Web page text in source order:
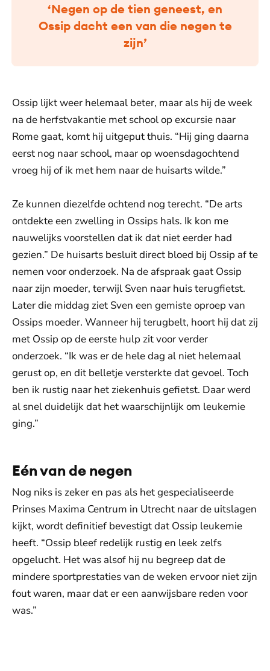
‘Negen op de tien geneest, en
Ossip dacht een van die negen te
zijn’
Ossip lijkt weer helemaal beter, maar als hij de week
na de herfstvakantie met school op excursie naar
Rome gaat, komt hij uitgeput thuis. “Hij ging daarna
eerst nog naar school, maar op woensdagochtend
vroeg hij of ik met hem naar de huisarts wilde.”
Ze kunnen diezelfde ochtend nog terecht. “De arts
ontdekte een zwelling in Ossips hals. Ik kon me
nauwelijks voorstellen dat ik dat niet eerder had
gezien.” De huisarts besluit direct bloed bij Ossip af te
nemen voor onderzoek. Na de afspraak gaat Ossip
naar zijn moeder, terwijl Sven naar huis terugfietst.
Later die middag ziet Sven een gemiste oproep van
Ossips moeder. Wanneer hij terugbelt, hoort hij dat zij
met Ossip op de eerste hulp zit voor verder
onderzoek. “Ik was er de hele dag al niet helemaal
gerust op, en dit belletje versterkte dat gevoel. Toch
ben ik rustig naar het ziekenhuis gefietst. Daar werd
al snel duidelijk dat het waarschijnlijk om leukemie
ging.”
Eén van de negen
Nog niks is zeker en pas als het gespecialiseerde
Prinses Maxima Centrum in Utrecht naar de uitslagen
kijkt, wordt definitief bevestigt dat Ossip leukemie
heeft. “Ossip bleef redelijk rustig en leek zelfs
opgelucht. Het was alsof hij nu begreep dat de
mindere sportprestaties van de weken ervoor niet zijn
fout waren, maar dat er een aanwijsbare reden voor
was.”